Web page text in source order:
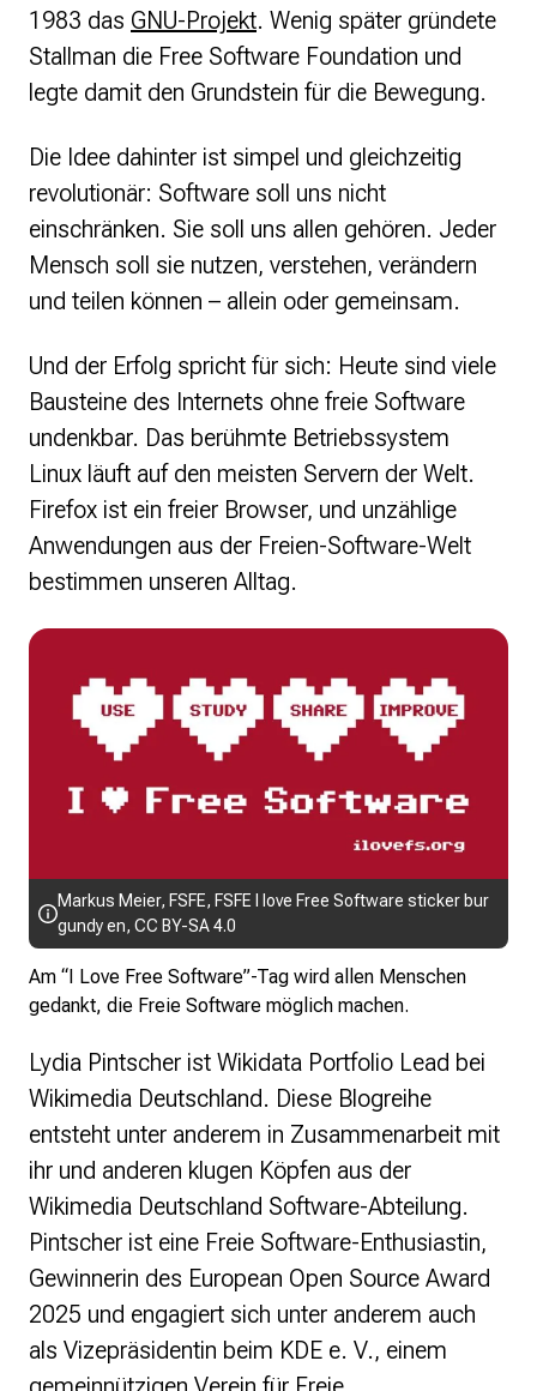
1983 das GNU-Projekt. Wenig später gründete
Stallman die Free Software Foundation und
legte damit den Grundstein für die Bewegung.
Die Idee dahinter ist simpel und gleichzeitig
revolutionär: Software soll uns nicht
einschränken. Sie soll uns allen gehören. Jeder
Mensch soll sie nutzen, verstehen, verändern
und teilen können – allein oder gemeinsam.
Und der Erfolg spricht für sich: Heute sind viele
Bausteine des Internets ohne freie Software
undenkbar. Das berühmte Betriebssystem
Linux läuft auf den meisten Servern der Welt.
Firefox ist ein freier Browser, und unzählige
Anwendungen aus der Freien-Software-Welt
bestimmen unseren Alltag.
Markus Meier, FSFE, FSFE I love Free Software sticker bur
gundy en, CC BY-SA 4.0
Am “I Love Free Software”-Tag wird allen Menschen
gedankt, die Freie Software möglich machen.
Lydia Pintscher ist Wikidata Portfolio Lead bei
Wikimedia Deutschland. Diese Blogreihe
entsteht unter anderem in Zusammenarbeit mit
ihr und anderen klugen Köpfen aus der
Wikimedia Deutschland Software-Abteilung.
Pintscher ist eine Freie Software-Enthusiastin,
Gewinnerin des European Open Source Award
2025 und engagiert sich unter anderem auch
als Vizepräsidentin beim KDE e. V., einem